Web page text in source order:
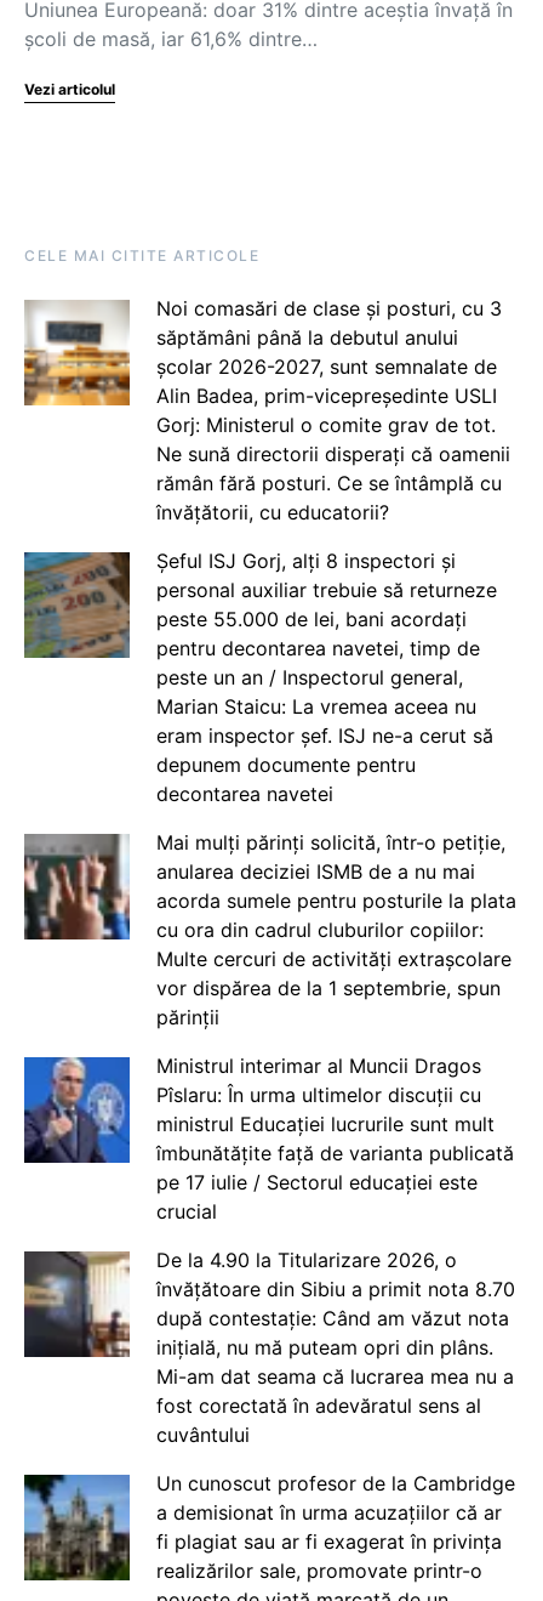
Uniunea Europeană: doar 31% dintre aceștia învață în
școli de masă, iar 61,6% dintre…
Vezi articolul
CELE MAI CITITE ARTICOLE
Noi comasări de clase și posturi, cu 3
săptămâni până la debutul anului
școlar 2026-2027, sunt semnalate de
Alin Badea, prim-vicepreședinte USLI
Gorj: Ministerul o comite grav de tot.
Ne sună directorii disperați că oamenii
rămân fără posturi. Ce se întâmplă cu
învățătorii, cu educatorii?
Șeful ISJ Gorj, alți 8 inspectori și
personal auxiliar trebuie să returneze
peste 55.000 de lei, bani acordați
pentru decontarea navetei, timp de
peste un an / Inspectorul general,
Marian Staicu: La vremea aceea nu
eram inspector șef. ISJ ne-a cerut să
depunem documente pentru
decontarea navetei
Mai mulți părinți solicită, într-o petiție,
anularea deciziei ISMB de a nu mai
acorda sumele pentru posturile la plata
cu ora din cadrul cluburilor copiilor:
Multe cercuri de activități extrașcolare
vor dispărea de la 1 septembrie, spun
părinții
Ministrul interimar al Muncii Dragos
Pîslaru: În urma ultimelor discuții cu
ministrul Educației lucrurile sunt mult
îmbunătățite față de varianta publicată
pe 17 iulie / Sectorul educației este
crucial
De la 4.90 la Titularizare 2026, o
învățătoare din Sibiu a primit nota 8.70
după contestație: Când am văzut nota
inițială, nu mă puteam opri din plâns.
Mi-am dat seama că lucrarea mea nu a
fost corectată în adevăratul sens al
cuvântului
Un cunoscut profesor de la Cambridge
a demisionat în urma acuzațiilor că ar
fi plagiat sau ar fi exagerat în privința
realizărilor sale, promovate printr-o